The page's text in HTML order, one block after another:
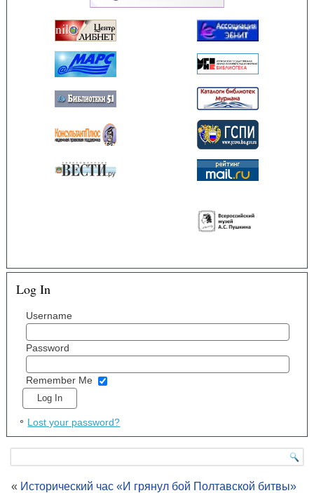
Log In
Username
Password
Remember Me
Lost your password?
« Исторический час «И грянул бой Полтавской битвы»